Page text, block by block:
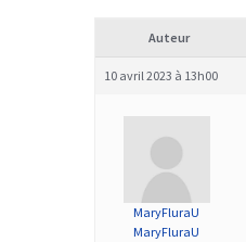
Auteur
10 avril 2023 à 13h00
MaryFluraU
MaryFluraU